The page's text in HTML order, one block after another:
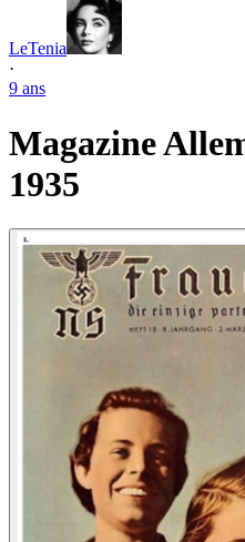
LeTenia
·
9 ans
Magazine
1935